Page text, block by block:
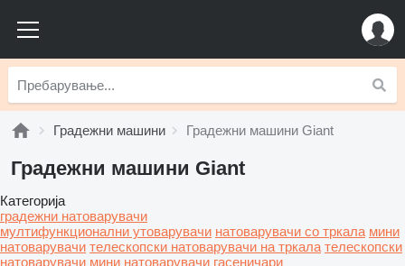
Градежни машини Градежни машини Giant
Градежни машини Giant
Категорија
градежни натоварувачи
мултифункционални утоварувачи натоварувачи со тркала мини
натоварувачи телескопски натоварувачи на тркала телескопски
натоварувачи мини натоварувачи гасеничари